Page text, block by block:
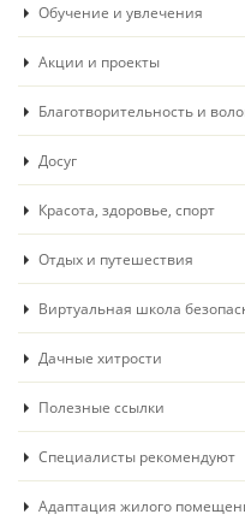
Обучение и увлечения
Акции и проекты
Благотворительность и
Досуг
Красота, здоровье, спорт
Отдых и путешествия
Виртуальная школа
Дачные хитрости
Полезные ссылки
Специалисты рекомендуют
Адаптация жилого